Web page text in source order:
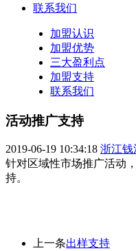
联系我们
加盟认识
加盟优势
三大盈利点
加盟支持
联系我们
活动推广支持
2019-06-19 10:34:18 浙江钱
针对区域性市场推广活动
持。
上一条出样支持